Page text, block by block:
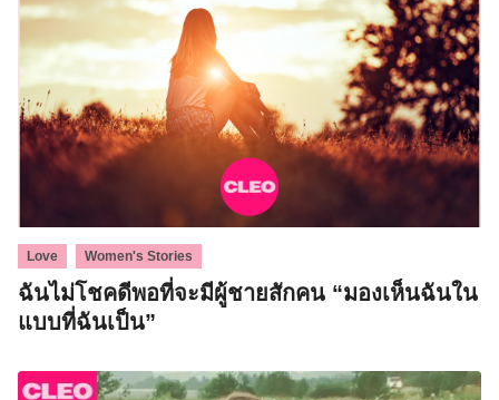
Love Women's Stories
ฉันไม่โชคดีพอที่จะมีผู้ชายสักคน “มองเห็นฉันใน
แบบที่ฉันเป็น”